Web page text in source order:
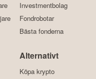
Investmentbolag
Fondrobotar
Bästa fonderna
Alternativt
Köpa krypto